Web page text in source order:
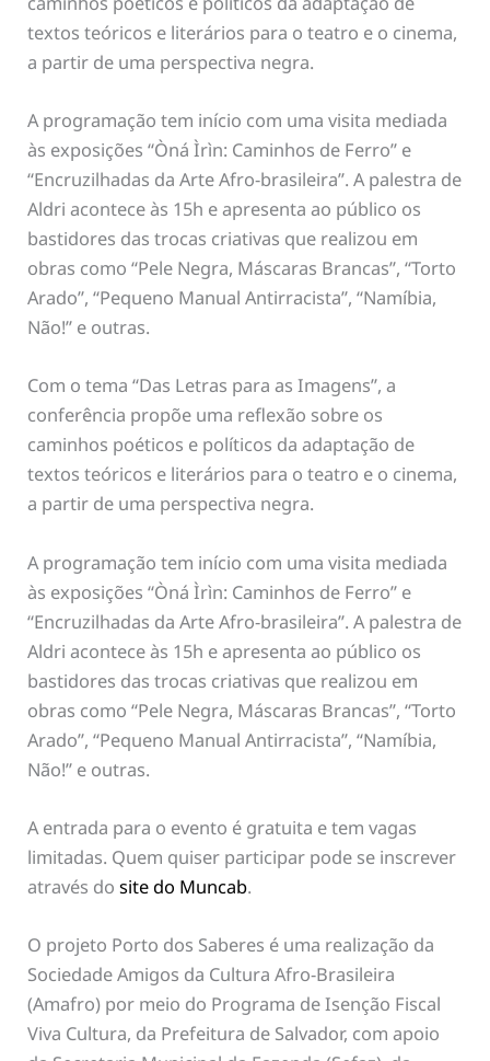
textos teóricos e literários para o teatro e o cinema,
a partir de uma perspectiva negra.
A programação tem início com uma visita mediada
às exposições “Òná Ìrìn: Caminhos de Ferro” e
“Encruzilhadas da Arte Afro-brasileira”. A palestra de
Aldri acontece às 15h e apresenta ao público os
bastidores das trocas criativas que realizou em
obras como “Pele Negra, Máscaras Brancas”, “Torto
Arado”, “Pequeno Manual Antirracista”, “Namíbia,
Não!” e outras.
Com o tema “Das Letras para as Imagens”, a
conferência propõe uma reflexão sobre os
caminhos poéticos e políticos da adaptação de
textos teóricos e literários para o teatro e o cinema,
a partir de uma perspectiva negra.
A programação tem início com uma visita mediada
às exposições “Òná Ìrìn: Caminhos de Ferro” e
“Encruzilhadas da Arte Afro-brasileira”. A palestra de
Aldri acontece às 15h e apresenta ao público os
bastidores das trocas criativas que realizou em
obras como “Pele Negra, Máscaras Brancas”, “Torto
Arado”, “Pequeno Manual Antirracista”, “Namíbia,
Não!” e outras.
A entrada para o evento é gratuita e tem vagas
limitadas. Quem quiser participar pode se inscrever
através dosite do Muncab.
O projeto Porto dos Saberes é uma realização da
Sociedade Amigos da Cultura Afro-Brasileira
(Amafro) por meio do Programa de Isenção Fiscal
Viva Cultura, da Prefeitura de Salvador, com apoio